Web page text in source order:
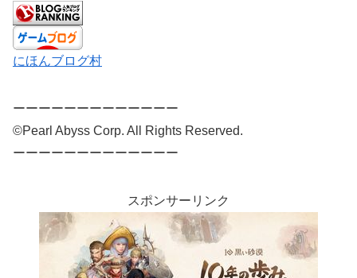
にほんブログ村
ーーーーーーーーーーーーー
©Pearl Abyss Corp. All Rights Reserved.
ーーーーーーーーーーーーー
スポンサーリンク